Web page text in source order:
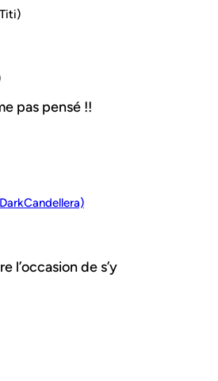
pas pensé !!
l’occasion de s’y